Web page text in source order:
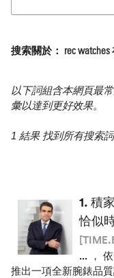
搜索關於： rec watches
以下詞組含本網頁最
彙以達到更好效果。
1 結果 找到所有搜索
1. 積
恰似
... ，
推出一項全新腕錶品